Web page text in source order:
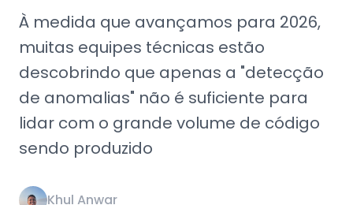
À medida que avançamos para 2026,
muitas equipes técnicas estão
descobrindo que apenas a "detecção
de anomalias" não é suficiente para
lidar com o grande volume de código
sendo produzido
Khul Anwar